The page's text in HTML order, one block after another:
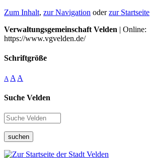
Zum Inhalt, zur Navigation oderzur Startseite
Verwaltungsgemeinschaft Velden | Online:
https://www.vgvelden.de/
Schriftgröße
A A A
Suche Velden
suchen